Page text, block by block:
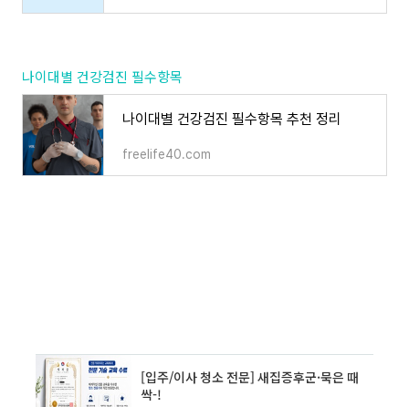
나이대별 건강검진 필수항목
나이대별 건강검진 필수항목 추천 정리
freelife40.com